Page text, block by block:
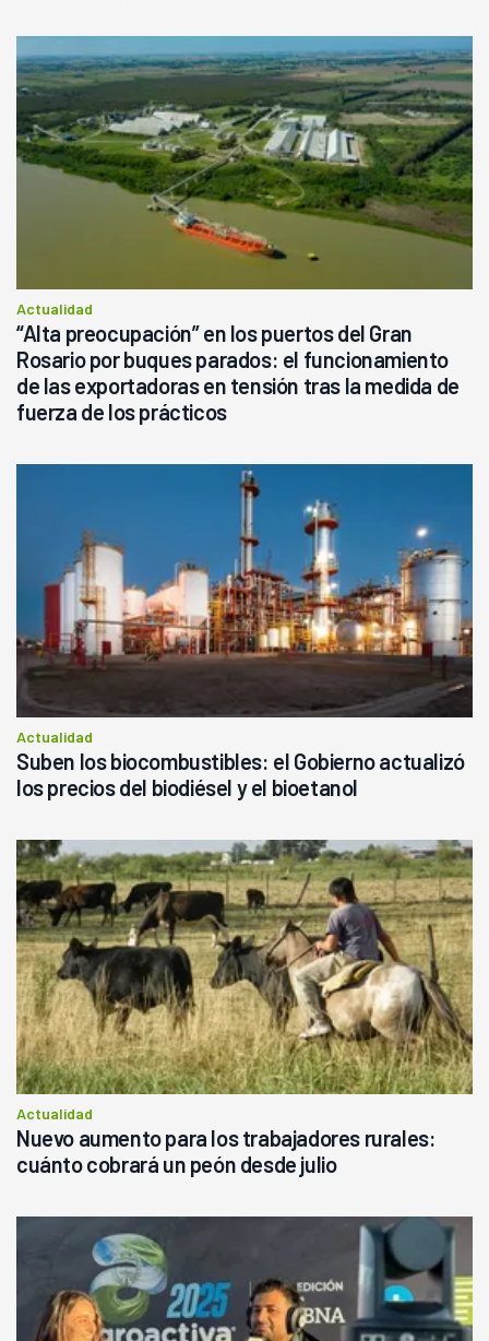
Actualidad
“Alta preocupación” en los puertos del Gran
Rosario por buques parados: el funcionamiento
de las exportadoras en tensión tras la medida de
fuerza de los prácticos
Actualidad
Suben los biocombustibles: el Gobierno actualizó
los precios del biodiésel y el bioetanol
Actualidad
Nuevo aumento para los trabajadores rurales:
cuánto cobrará un peón desde julio